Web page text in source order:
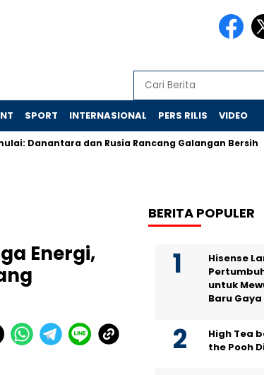
SPORT INTERNASIONAL PERS RILIS VIDEO
dan Rusia Rancang Galangan Bersih
Energi,
BERITA POPULER
Hisense
untuk
Baru
High Tea
the Pooh